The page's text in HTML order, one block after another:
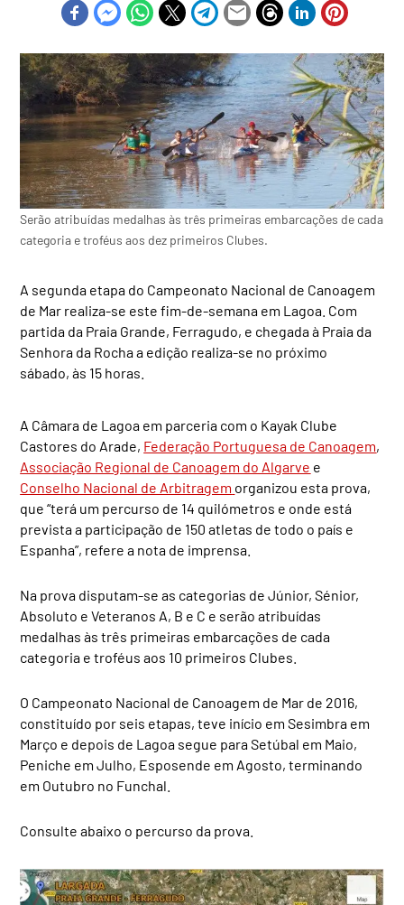
Serão atribuídas medalhas às três primeiras embarcações de cada
categoria e troféus aos dez primeiros Clubes.
A segunda etapa do Campeonato Nacional de Canoagem
de Mar realiza-se este fim-de-semana em Lagoa. Com
partida da Praia Grande, Ferragudo, e chegada à Praia da
Senhora da Rocha a edição realiza-se no próximo
sábado, às 15 horas.
A Câmara de Lagoa em parceria com o Kayak Clube
Castores do Arade, Federação Portuguesa de Canoagem,
Associação Regional de Canoagem do Algarve e
Conselho Nacional de Arbitragem organizou esta prova,
que “terá um percurso de 14 quilómetros e onde está
prevista a participação de 150 atletas de todo o país e
Espanha”, refere a nota de imprensa.
Na prova disputam-se as categorias de Júnior, Sénior,
Absoluto e Veteranos A, B e C e serão atribuídas
medalhas às três primeiras embarcações de cada
categoria e troféus aos 10 primeiros Clubes.
O Campeonato Nacional de Canoagem de Mar de 2016,
constituído por seis etapas, teve início em Sesimbra em
Março e depois de Lagoa segue para Setúbal em Maio,
Peniche em Julho, Esposende em Agosto, terminando
em Outubro no Funchal.
Consulte abaixo o percurso da prova.